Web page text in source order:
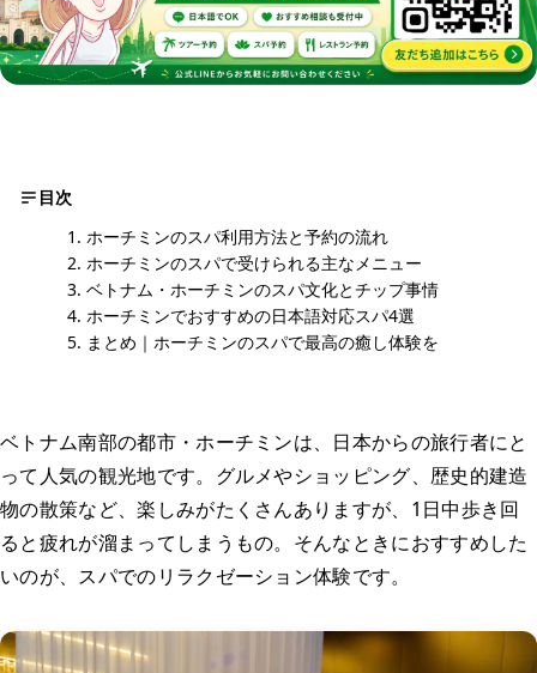
目次
ホーチミンのスパ利用方法と予約の流れ
ホーチミンのスパで受けられる主なメニュー
ベトナム・ホーチミンのスパ文化とチップ事情
ホーチミンでおすすめの日本語対応スパ4選
まとめ｜ホーチミンのスパで最高の癒し体験を
ベトナム南部の都市・ホーチミンは、日本からの旅行者にと
って人気の観光地です。グルメやショッピング、歴史的建造
物の散策など、楽しみがたくさんありますが、1日中歩き回
ると疲れが溜まってしまうもの。そんなときにおすすめした
いのが、スパでのリラクゼーション体験です。